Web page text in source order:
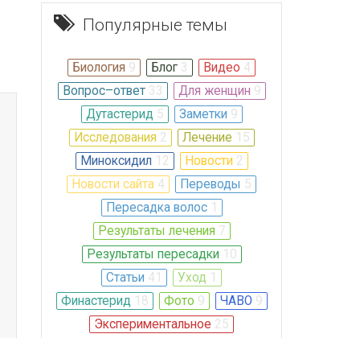
Популярные темы
Биология 9 Блог 3 Видео 4
Вопрос–ответ 33 Для женщин 9
Дутастерид 5 Заметки 9
Исследования 2 Лечение 15
Миноксидил 12 Новости 2
Новости сайта 4 Переводы 5
Пересадка волос 1
Результаты лечения 7
Результаты пересадки 10
Статьи 41 Уход 1
Финастерид 18 Фото 9 ЧАВО 9
Экспериментальное 25